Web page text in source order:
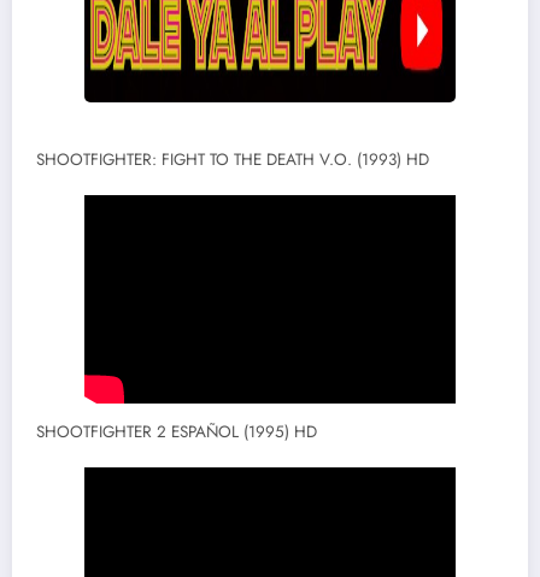
SHOOTFIGHTER: FIGHT TO THE DEATH V.O. (1993) HD
SHOOTFIGHTER 2 ESPAÑOL (1995) HD